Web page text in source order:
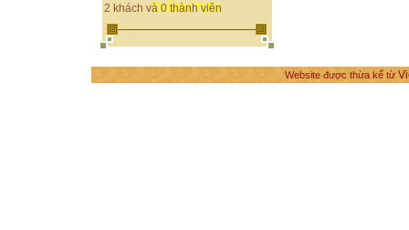
THÀNH TỰU
2 khách và 0 thành viên
Website được thừa kế từ